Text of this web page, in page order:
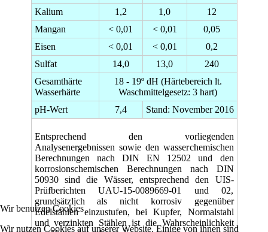
Kalium
1,2 1,0
12
Mangan
< 0,01 < 0,01
0,05
Eisen
< 0,01 < 0,01
0,2
Sulfat
14,0 13,0
240
Gesamthärte
Wasserhärte
18 - 19º dH (Härtebereich lt.
Waschmittelgesetz: 3 hart)
pH-Wert
7,4 Stand: November 2016
Entsprechend den vorliegenden
Analysenergebnissen sowie den wasserchemischen
Berechnungen nach DIN EN 12502 und den
korrosionschemischen Berechnungen nach DIN
50930 sind die Wässer, entsprechend den UIS-
Prüfberichten UAU-15-0089669-01 und 02,
grundsätzlich als nicht korrosiv gegenüber
Edelstählen einzustufen, bei Kupfer, Normalstahl
und verzinkten Stählen ist die Wahrscheinlichkeit
Wir benutzen Cookies
Wir nutzen Cookies auf unserer Website. Einige von ihnen sind